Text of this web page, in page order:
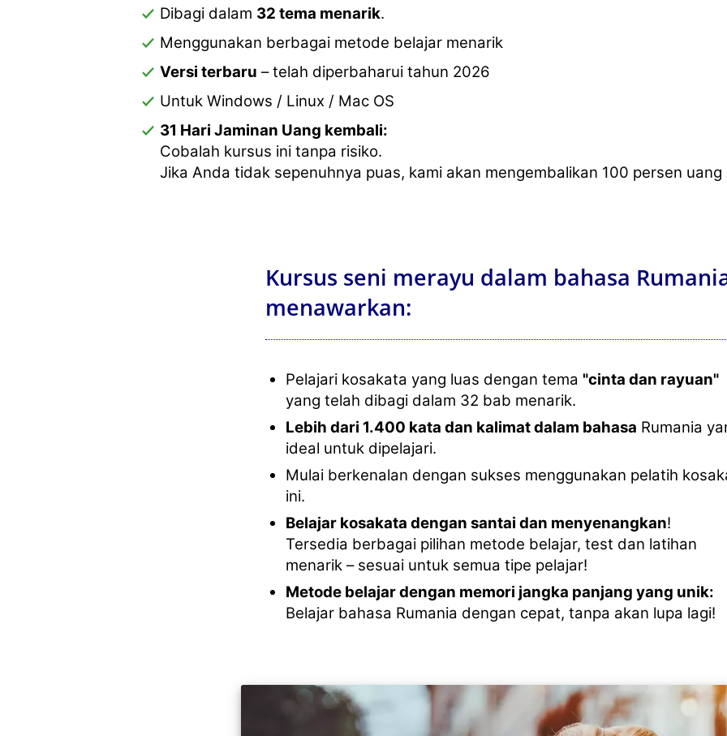
Dibagi dalam 32 tema menarik.
Menggunakan berbagai metode belajar menarik
Versi terbaru – telah diperbaharui tahun 2026
Untuk Windows / Linux / Mac OS
31 Hari Jaminan Uang kembali:
Cobalah kursus ini tanpa risiko.
Jika Anda tidak sepenuhnya puas, kami akan mengembalikan 100 persen uang
Kursus seni merayu dalam bahasa
menawarkan:
Pelajari kosakata yang luas dengan tema "cinta dan rayuan"
yang telah dibagi dalam 32 bab menarik.
Lebih dari 1.400 kata dan kalimat dalam bahasa Rumania
ideal untuk dipelajari.
Mulai berkenalan dengan sukses menggunakan pelatih
ini.
Belajar kosakata dengan santai dan menyenangkan!
Tersedia berbagai pilihan metode belajar, test dan latihan
menarik – sesuai untuk semua tipe pelajar!
Metode belajar dengan memori jangka panjang yang unik:
Belajar bahasa Rumania dengan cepat, tanpa akan lupa lagi!